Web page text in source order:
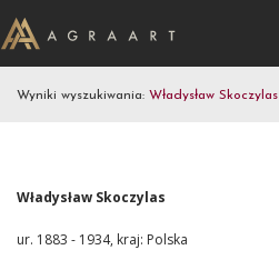
Wyniki wyszukiwania: Władysław Skoczylas
Władysław Skoczylas
ur. 1883 - 1934, kraj: Polska